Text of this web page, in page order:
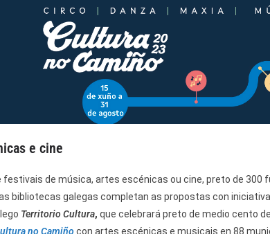
e cine
festivais de música, artes escénicas ou cine, preto de 300
bibliotecas galegas completan as propostas con
Territorio Cultura, que celebrará preto de medio cento
no Camiñocon artes escénicas e musicais en 88